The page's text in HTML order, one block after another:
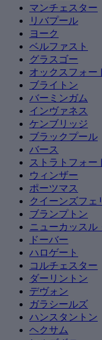
マンチェスター
リバプール
ヨーク
ベルファスト
グラスゴー
オックスフォー
ブライトン
バーミンガム
インヴァネス
ケンブリッジ
ブラックプール
バース
ストラトフォー
ウィンザー
ポーツマス
クイーンズフェ
ブランプトン
ニューカッスル
ドーバー
ハロゲート
コルチェスター
ダーリントン
デヴォン
ガラシールズ
ハンスタントン
ヘクサム